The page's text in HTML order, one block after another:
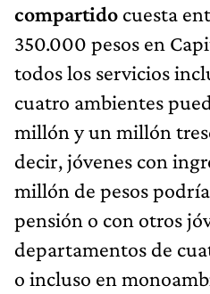
compartido cuesta
350.000 pesos en
todos los servicios
cuatro ambientes
millón y un millón
decir, jóvenes con
millón de pesos
pensión o con otros
departamentos de
o incluso en